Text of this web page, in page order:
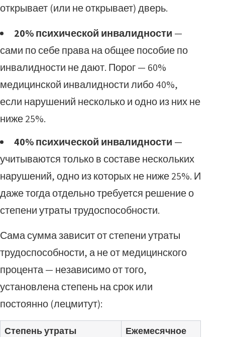
открывает (или не открывает) дверь.
20% психической инвалидности —
сами по себе права на общее пособие по
инвалидности не дают. Порог — 60%
медицинской инвалидности либо 40%,
если нарушений несколько и одно из них не
ниже 25%.
40% психической инвалидности —
учитываются только в составе нескольких
нарушений, одно из которых не ниже 25%. И
даже тогда отдельно требуется решение о
степени утраты трудоспособности.
Сама сумма зависит от степени утраты
трудоспособности, а не от медицинского
процента — независимо от того,
установлена степень на срок или
постоянно (лецмитут):
Степень утраты
Ежемесячное